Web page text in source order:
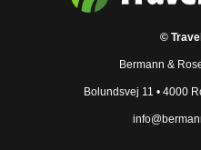
©
Bermann &
Bolundsvej 11 • 4000